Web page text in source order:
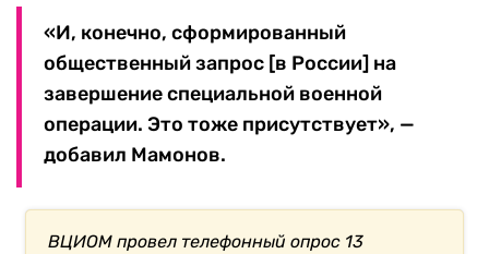
«И, конечно, сформированный
общественный запрос [в России] на
завершение специальной военной
операции. Это тоже присутствует», —
добавил Мамонов.
ВЦИОМ провел телефонный опрос 13